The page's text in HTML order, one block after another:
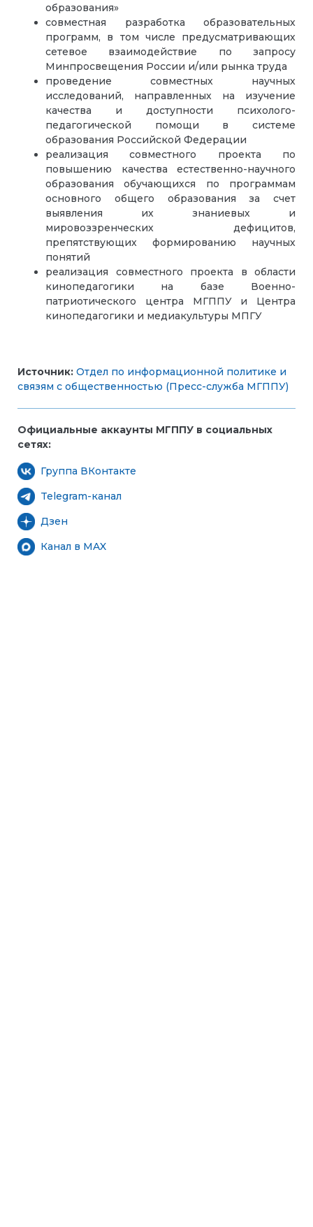
образования»
совместная разработка образовательных
программ, в том числе предусматривающих
сетевое взаимодействие по запросу
Минпросвещения России и/или рынка труда
проведение совместных научных
исследований, направленных на изучение
качества и доступности психолого-
педагогической помощи в системе
образования Российской Федерации
реализация совместного проекта по
повышению качества естественно-научного
образования обучающихся по программам
основного общего образования за счет
выявления их знаниевых и
мировоззренческих дефицитов,
препятствующих формированию научных
понятий
реализация совместного проекта в области
кинопедагогики на базе Военно-
патриотического центра МГППУ и Центра
кинопедагогики и медиакультуры МПГУ
Источник: Отдел по информационной политике и
связям с общественностью (Пресс-служба МГППУ)
Официальные аккаунты МГППУ в социальных
сетях:
Группа ВКонтакте
Telegram-канал
Дзен
Канал в MAX